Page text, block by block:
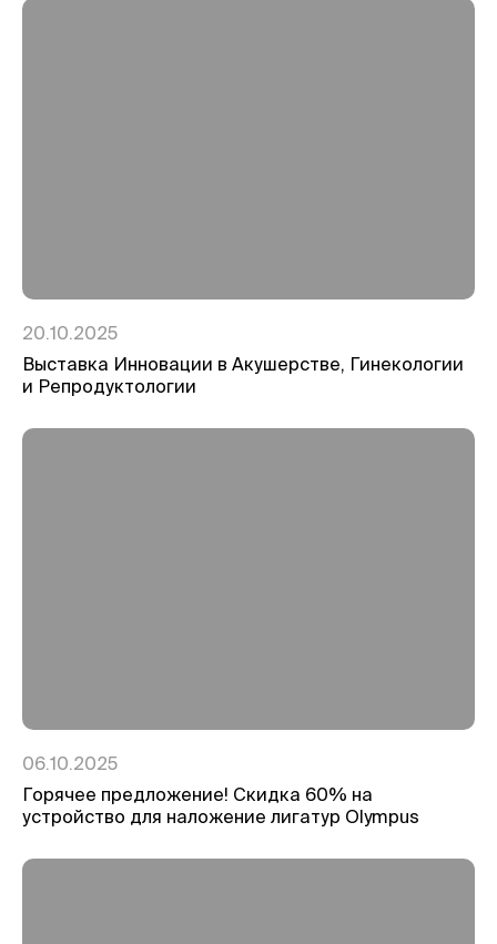
20.10.2025
Выставка Инновации в Акушерстве, Гинекологии
и Репродуктологии
06.10.2025
Горячее предложение! Скидка 60% на
устройство для наложение лигатур Olympus